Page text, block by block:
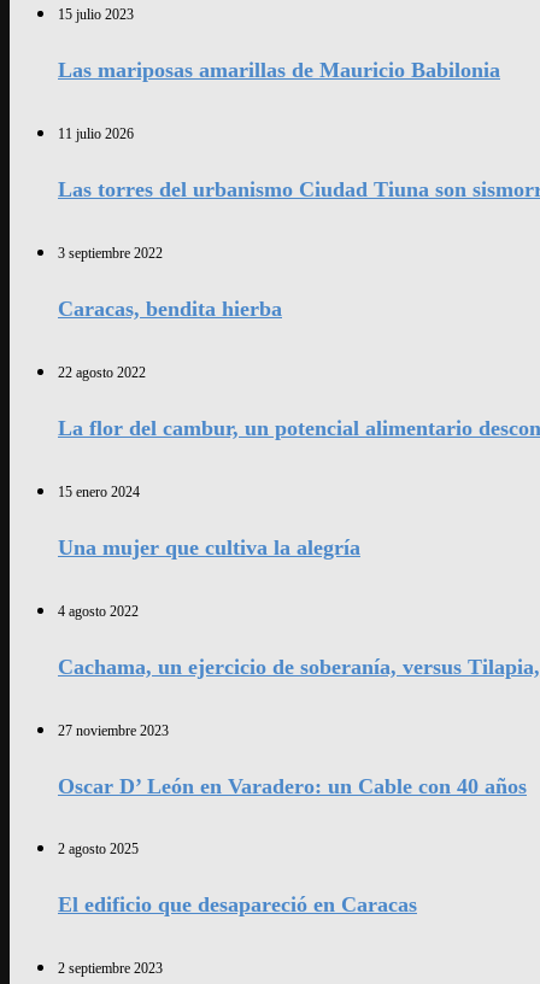
15 julio 2023
Las mariposas amarillas de Mauricio Babilonia
11 julio 2026
Las torres del urbanismo Ciudad Tiuna son
3 septiembre 2022
Caracas, bendita hierba
22 agosto 2022
La flor del cambur, un potencial alimentario
15 enero 2024
Una mujer que cultiva la alegría
4 agosto 2022
Cachama, un ejercicio de soberanía, versus
27 noviembre 2023
Oscar D’ León en Varadero: un Cable con 40 años
2 agosto 2025
El edificio que desapareció en Caracas
2 septiembre 2023